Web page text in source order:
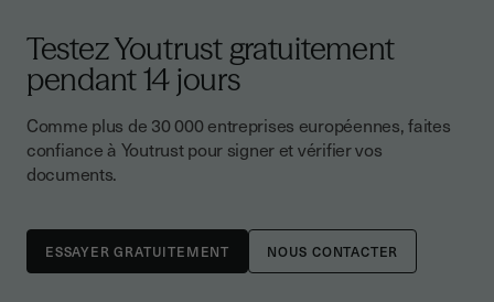
Testez Youtrust gratuitement
pendant 14 jours
Comme plus de 30 000 entreprises européennes, faites
confiance à Youtrust pour signer et vérifier vos
documents.
NOUS CONTACTER